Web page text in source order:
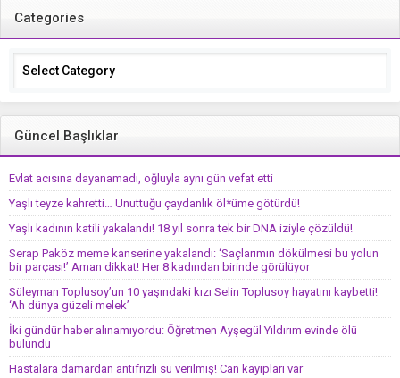
Categories
Categories
Güncel Başlıklar
Evlat acısına dayanamadı, oğluyla aynı gün vefat etti
Yaşlı teyze kahretti… Unuttuğu çaydanlık öl*üme götürdü!
Yaşlı kadının katili yakalandı! 18 yıl sonra tek bir DNA iziyle çözüldü!
Serap Paköz meme kanserine yakalandı: ‘Saçlarımın dökülmesi bu yolun
bir parçası!’ Aman dikkat! Her 8 kadından birinde görülüyor
Süleyman Toplusoy’un 10 yaşındaki kızı Selin Toplusoy hayatını kaybetti!
‘Ah dünya güzeli melek’
İki gündür haber alınamıyordu: Öğretmen Ayşegül Yıldırım evinde ölü
bulundu
Hastalara damardan antifrizli su verilmiş! Can kayıpları var